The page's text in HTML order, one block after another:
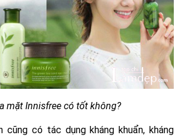
mặt Innisfree có tốt không?
cũng có tác dụng kháng khuẩn, kháng